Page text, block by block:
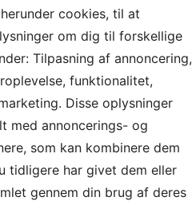
regel klar til montering, hvilket
og skræddersyet resultat, der
efter mål får du både kvalitet,
cookies, til at
om dig til forskellige
Tilpasning af annoncering,
funktionalitet,
Disse oplysninger
med annoncerings- og
som kan kombinere dem
tidligere har givet dem eller
gennem din brug af deres